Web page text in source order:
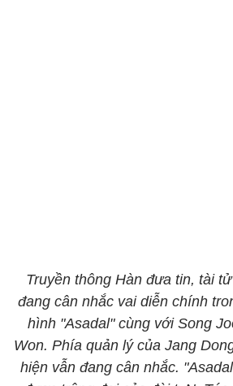
Truyền thông Hàn đưa tin, tài tử
đang cân nhắc vai diễn chính
hình "Asadal" cùng với Song
Won. Phía quản lý của Jang
hiện vẫn đang cân nhắc.